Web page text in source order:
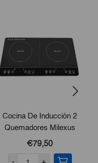
Cocina De Inducción 2
Quemadores Milexus
€79,50